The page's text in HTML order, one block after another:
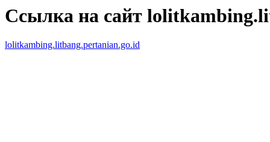
Ссылка на сайт
lolitkambing.litbang.pertanian.go.id